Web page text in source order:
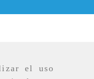
el uso